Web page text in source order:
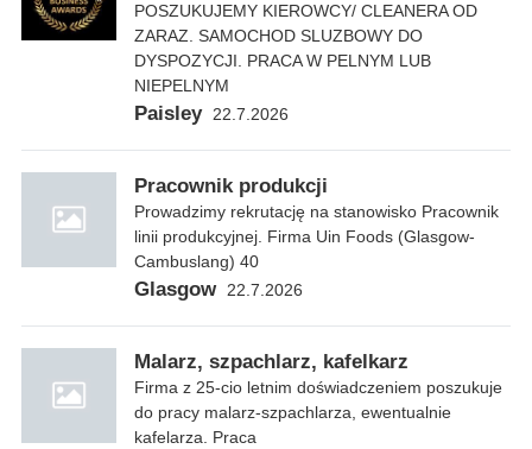
POSZUKUJEMY KIEROWCY/ CLEANERA OD
ZARAZ. SAMOCHOD SLUZBOWY DO
DYSPOZYCJI. PRACA W PELNYM LUB
NIEPELNYM
Paisley 22.7.2026
Pracownik produkcji
Prowadzimy rekrutację na stanowisko Pracownik
linii produkcyjnej. Firma Uin Foods (Glasgow-
Cambuslang) 40
Glasgow 22.7.2026
Malarz, szpachlarz, kafelkarz
Firma z 25-cio letnim doświadczeniem poszukuje
do pracy malarz-szpachlarza, ewentualnie
kafelarza. Praca